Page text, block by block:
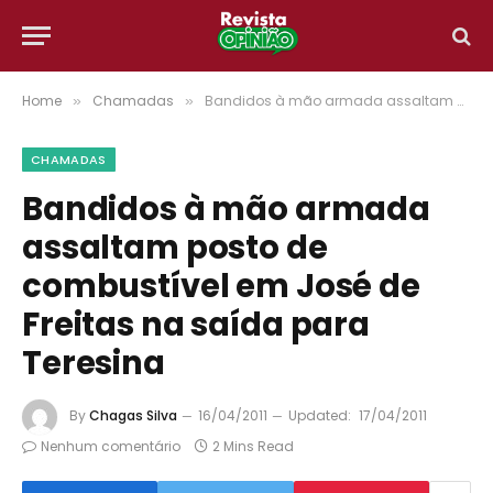
Home » Chamadas » Bandidos à mão armada assaltam posto de combustível em José de Freitas na saída para Teresina
CHAMADAS
Bandidos à mão armada
assaltam posto de
combustível em José de
Freitas na saída para
Teresina
ByChagas Silva 16/04/2011 Updated: 17/04/2011
Nenhum comentário
2 Mins Read